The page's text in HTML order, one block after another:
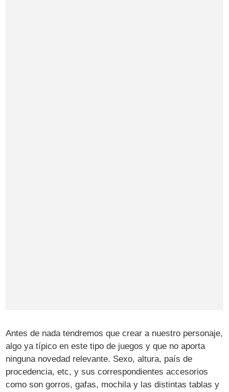
Antes de nada tendremos que crear a nuestro personaje,
algo ya típico en este tipo de juegos y que no aporta
ninguna novedad relevante. Sexo, altura, país de
procedencia, etc, y sus correspondientes accesorios
como son gorros, gafas, mochila y las distintas tablas y